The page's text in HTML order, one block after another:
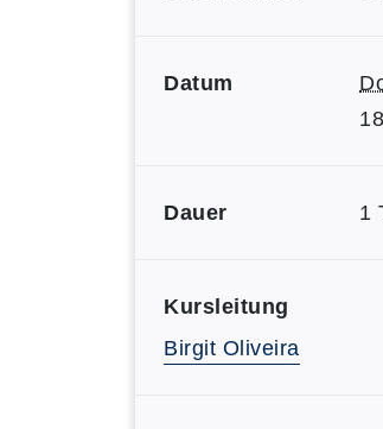
Datum
Dauer 1
Kursleitung
Birgit Oliveira